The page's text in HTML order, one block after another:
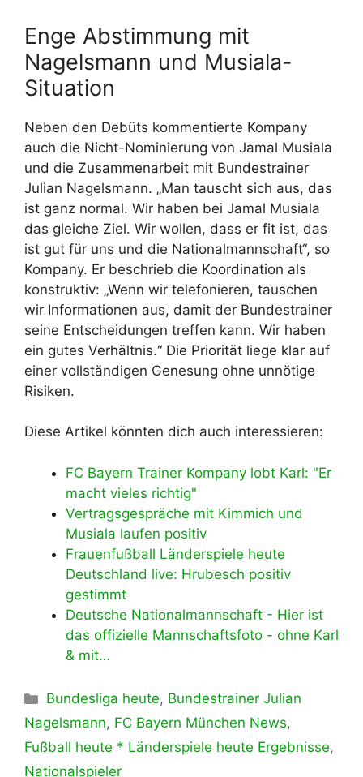
Enge Abstimmung mit
Nagelsmann und Musiala-
Situation
Neben den Debüts kommentierte Kompany
auch die Nicht-Nominierung von Jamal Musiala
und die Zusammenarbeit mit Bundestrainer
Julian Nagelsmann. „Man tauscht sich aus, das
ist ganz normal. Wir haben bei Jamal Musiala
das gleiche Ziel. Wir wollen, dass er fit ist, das
ist gut für uns und die Nationalmannschaft“, so
Kompany. Er beschrieb die Koordination als
konstruktiv: „Wenn wir telefonieren, tauschen
wir Informationen aus, damit der Bundestrainer
seine Entscheidungen treffen kann. Wir haben
ein gutes Verhältnis.“ Die Priorität liege klar auf
einer vollständigen Genesung ohne unnötige
Risiken.
Diese Artikel könnten dich auch interessieren:
FC Bayern Trainer Kompany lobt Karl: "Er
macht vieles richtig"
Vertragsgespräche mit Kimmich und
Musiala laufen positiv
Frauenfußball Länderspiele heute
Deutschland live: Hrubesch positiv
gestimmt
Deutsche Nationalmannschaft - Hier ist
das offizielle Mannschaftsfoto - ohne Karl
& mit…
Kategorien
Bundesliga heute, Bundestrainer Julian
Nagelsmann, FC Bayern München News,
Fußball heute * Länderspiele heute Ergebnisse,
Nationalspieler